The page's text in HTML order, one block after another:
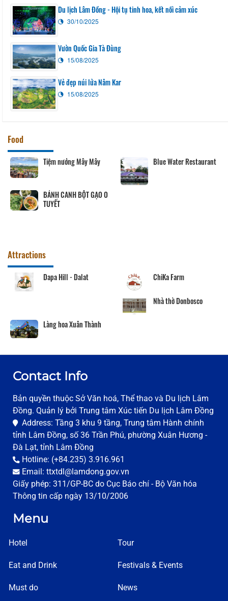
Du lịch Lâm Đồng - Hội tụ tinh hoa, kết nối cảm xúc
30/10/2025
Vườn Quốc Gia Tà Đùng
15/08/2025
Vẻ đẹp núi lửa Nâm Kar
15/08/2025
Food
Tiệm nướng Mây Mây Blue Water Restaurant
BÁNH CANH BỘT GẠO O
TUYẾT
Attractions
Dapa Hill - Dalat ChiKa Farm
Nhà thờ Donbosco
Làng hoa Xuân Thành
Contact Info
Bản quyền thuộc Sở Văn hoá, Thể thao và Du lịch Lâm
Đồng. Quản lý bởi Trung tâm Xúc tiến Du lịch Lâm Đồng
Address: Tầng 3 khu 9 tầng, Trung tâm Hành chính
tỉnh Lâm Đồng, số 36 Trần Phú, phường Xuân Hương -
Đà Lạt, tỉnh Lâm Đồng
Hotline: (+84.235) 3.916.961
Email: ttxtdl@lamdong.gov.vn
Giấy phép: 311/GP-BC do Cục Báo chí - Bộ Văn hóa
Thông tin cấp ngày 13/10/2006
Menu
Hotel
Eat and Drink
Must do
Tour
Festivals & Events
News